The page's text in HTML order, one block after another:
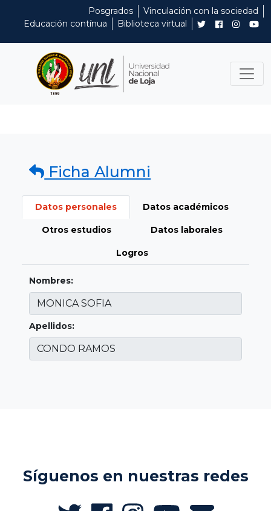
Posgrados
Vinculación con la sociedad
Educación contínua
Biblioteca virtual
Ficha Alumni
Datos personales Datos académicos
Otros estudios Datos laborales
Logros
Nombres:
Apellidos:
Síguenos en nuestras redes